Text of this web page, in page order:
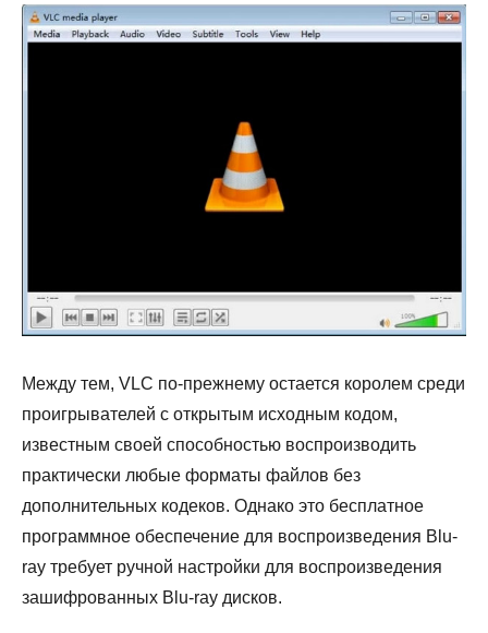
Между тем, VLC по-прежнему остается королем среди
проигрывателей с открытым исходным кодом,
известным своей способностью воспроизводить
практически любые форматы файлов без
дополнительных кодеков. Однако это бесплатное
программное обеспечение для воспроизведения Blu-
ray требует ручной настройки для воспроизведения
зашифрованных Blu-ray дисков.